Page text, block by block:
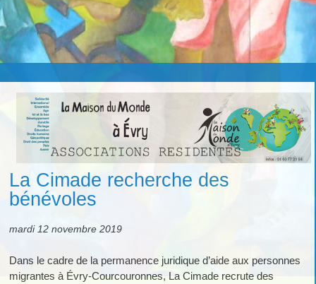
La Cimade recherche des
bénévoles
mardi 12 novembre 2019
Dans le cadre de la permanence juridique d’aide aux personnes
migrantes à Évry-Courcouronnes, La Cimade recrute des